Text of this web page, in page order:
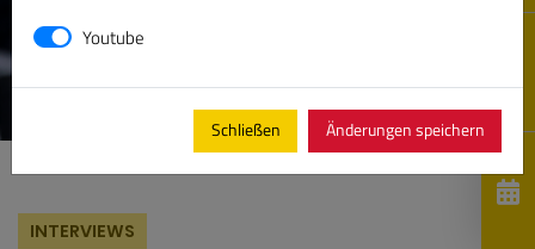
INTERVIEWS
Youtube
Schließen Änderungen speichern